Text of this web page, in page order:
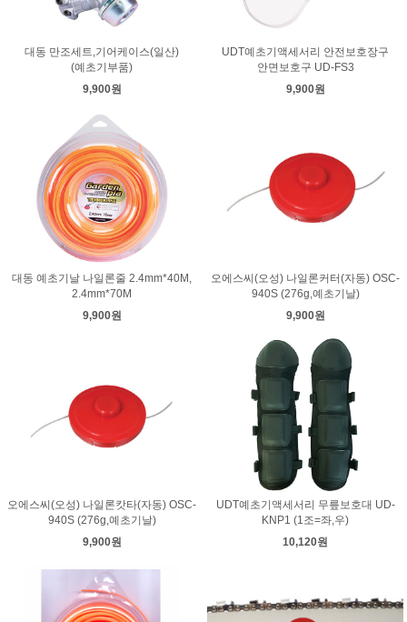
대동 만조세트,기어케이스(일산)
(예초기부품)
9,900원
UDT예초기액세서리 안전보호장구
안면보호구 UD-FS3
9,900원
대동 예초기날 나일론줄 2.4mm*40M,
2.4mm*70M
9,900원
오에스씨(오성) 나일론커터(자동) OSC-
940S (276g,예초기날)
9,900원
오에스씨(오성) 나일론캇타(자동) OSC-
940S (276g,예초기날)
9,900원
UDT예초기액세서리 무릎보호대 UD-
KNP1 (1조=좌,우)
10,120원